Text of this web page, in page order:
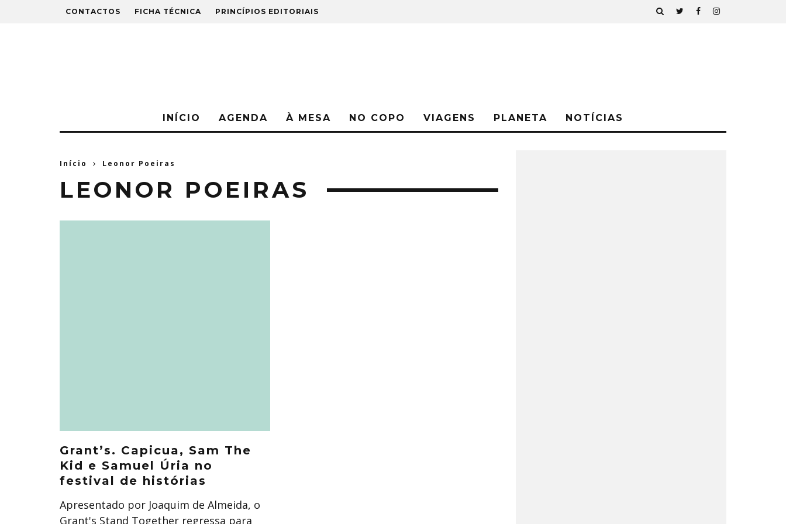
CONTACTOS FICHA TÉCNICA PRINCÍPIOS EDITORIAIS
INÍCIO AGENDA À MESA NO COPO VIAGENS PLANETA NOTÍCIAS
Início Leonor Poeiras
LEONOR POEIRAS
Grant’s. Capicua, Sam The
Kid e Samuel Úria no
festival de histórias
Apresentado por Joaquim de Almeida, o
Grant's Stand Together regressa para